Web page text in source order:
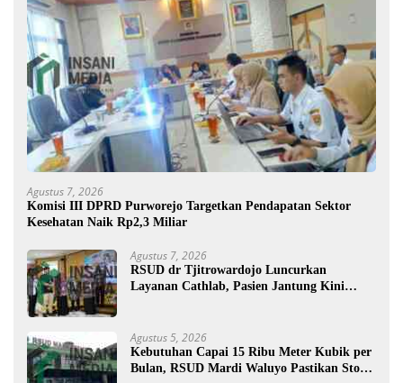
Agustus 7, 2026
Komisi III DPRD Purworejo Targetkan Pendapatan Sektor
Kesehatan Naik Rp2,3 Miliar
Agustus 7, 2026
RSUD dr Tjitrowardojo Luncurkan
Layanan Cathlab, Pasien Jantung Kini
Agustus 5, 2026
Kebutuhan Capai 15 Ribu Meter Kubik per
Bulan, RSUD Mardi Waluyo Pastikan Stok